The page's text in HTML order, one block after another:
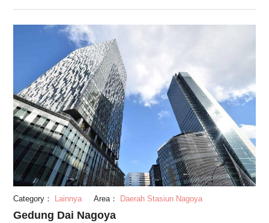
yang menyajikan makanan ini, dan “Hitsumabushi” merupakan
merek dagang yang dimiliki Atsuta Houraiten. Dibandingkan
dengan masakan belut panggang yang biasa, belut di
Hitsumabushi dipotong menjadi potongan kecil yang
membuatnya mudah untuk dimakan.
Category： Lainnya Area： Daerah Stasiun Nagoya
Gedung Dai Nagoya